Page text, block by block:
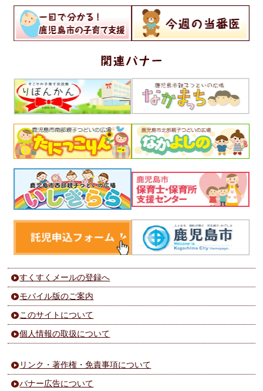
すくすくメールの登録へ
モバイル版のご案内
このサイトについて
個人情報の取扱について
リンク・著作権・免責事項について
バナー広告について